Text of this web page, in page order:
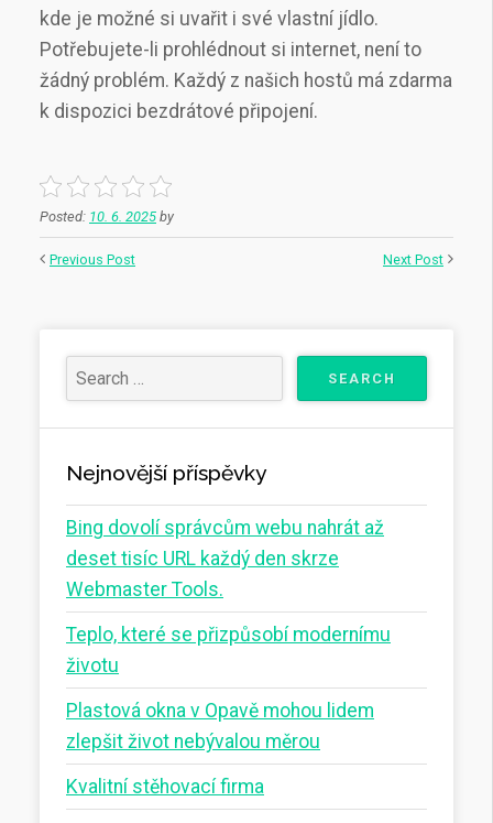
kde je možné si uvařit i své vlastní jídlo.
Potřebujete-li prohlédnout si internet, není to
žádný problém. Každý z našich hostů má zdarma
k dispozici bezdrátové připojení.
Posted: 10. 6. 2025 by
Previous Post Next Post
Nejnovější příspěvky
Bing dovolí správcům webu nahrát až
deset tisíc URL každý den skrze
Webmaster Tools.
Teplo, které se přizpůsobí modernímu
životu
Plastová okna v Opavě mohou lidem
zlepšit život nebývalou měrou
Kvalitní stěhovací firma